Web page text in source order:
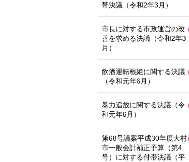
帯決議（令和2年3月）
市長に対する市政運営の改
善を求める決議（令和2年3
月）
飲酒運転根絶に関する決議
（令和元年6月）
暴力追放に関する決議（令
和元年6月）
第68号議案平成30年度大村
市一般会計補正予算（第4
号）に対する付帯決議（平